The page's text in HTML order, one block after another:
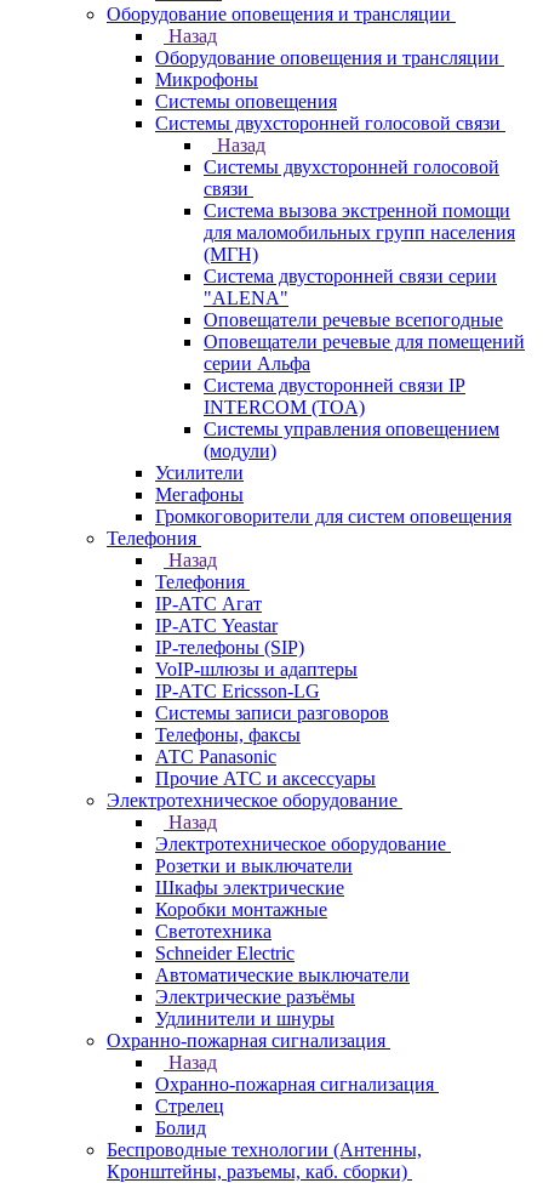
Оборудование оповещения и трансляции
Назад
Оборудование оповещения и трансляции
Микрофоны
Системы оповещения
Системы двухсторонней голосовой связи
Назад
Системы двухсторонней голосовой
связи
Система вызова экстренной помощи
для маломобильных групп населения
(МГН)
Система двусторонней связи серии
"ALENA"
Оповещатели речевые всепогодные
Оповещатели речевые для помещений
серии Альфа
Система двусторонней связи IP
INTERCOM (TOA)
Системы управления оповещением
(модули)
Усилители
Мегафоны
Громкоговорители для систем оповещения
Телефония
Назад
Телефония
IP-АТС Агат
IP-АТС Yeastar
IP-телефоны (SIP)
VoIP-шлюзы и адаптеры
IP-АТС Ericsson-LG
Системы записи разговоров
Телефоны, факсы
АТС Panasonic
Прочие АТС и аксессуары
Электротехническое оборудование
Назад
Электротехническое оборудование
Розетки и выключатели
Шкафы электрические
Коробки монтажные
Светотехника
Schneider Electric
Автоматические выключатели
Электрические разъёмы
Удлинители и шнуры
Охранно-пожарная сигнализация
Назад
Охранно-пожарная сигнализация
Стрелец
Болид
Беспроводные технологии (Антенны,
Кронштейны, разъемы, каб. сборки)